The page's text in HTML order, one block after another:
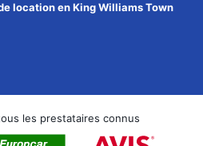
location en King Williams Town
les prestataires connus